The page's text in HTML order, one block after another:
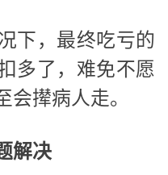
下，最终吃亏的
多了，难免不愿
撵病人走。
解决